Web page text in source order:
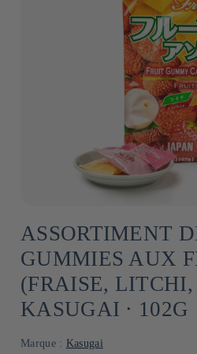
ASSORTIMENT
GUMMIES AUX
(FRAISE, LITCHI,
KASUGAI ⋅ 102G
Marque : Kasugai